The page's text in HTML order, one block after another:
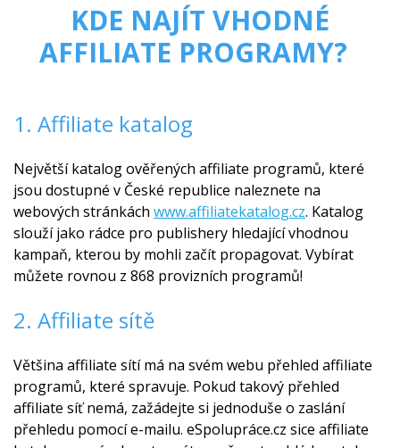
KDE NAJÍT VHODNÉ
AFFILIATE PROGRAMY?
1. Affiliate katalog
Největší katalog ověřených affiliate programů, které
jsou dostupné v České republice naleznete na
webových stránkách www.affiliatekatalog.cz. Katalog
slouží jako rádce pro publishery hledající vhodnou
kampaň, kterou by mohli začít propagovat. Vybírat
můžete rovnou z 868 provizních programů!
2. Affiliate sítě
Většina affiliate sítí má na svém webu přehled affiliate
programů, které spravuje. Pokud takový přehled
affiliate síť nemá, zažádejte si jednoduše o zaslání
přehledu pomocí e-mailu. eSpolupráce.cz sice affiliate